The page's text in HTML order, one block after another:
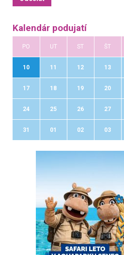
Kalendár podujatí
PO UT ST ŠT
10 11 12 13
17 18 19 20
24 25 26 27
31 01 02 03